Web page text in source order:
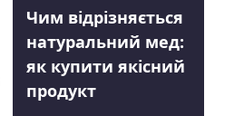
Чим відрізняється
натуральний мед:
як купити якісний
продукт